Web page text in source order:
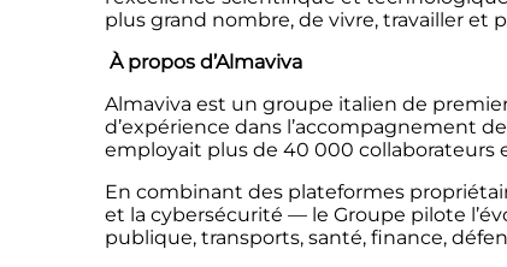
plus grand nombre, de vivre, travailler et
À propos d’Almaviva
Almaviva est un groupe italien de
d’expérience dans l’accompagnement
employait plus de 40 000 collaborateurs
En combinant des plateformes
et la cybersécurité — le Groupe pilote
publique, transports, santé, finance,